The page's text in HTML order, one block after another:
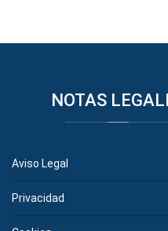
NOTAS
Aviso Legal
Privacidad